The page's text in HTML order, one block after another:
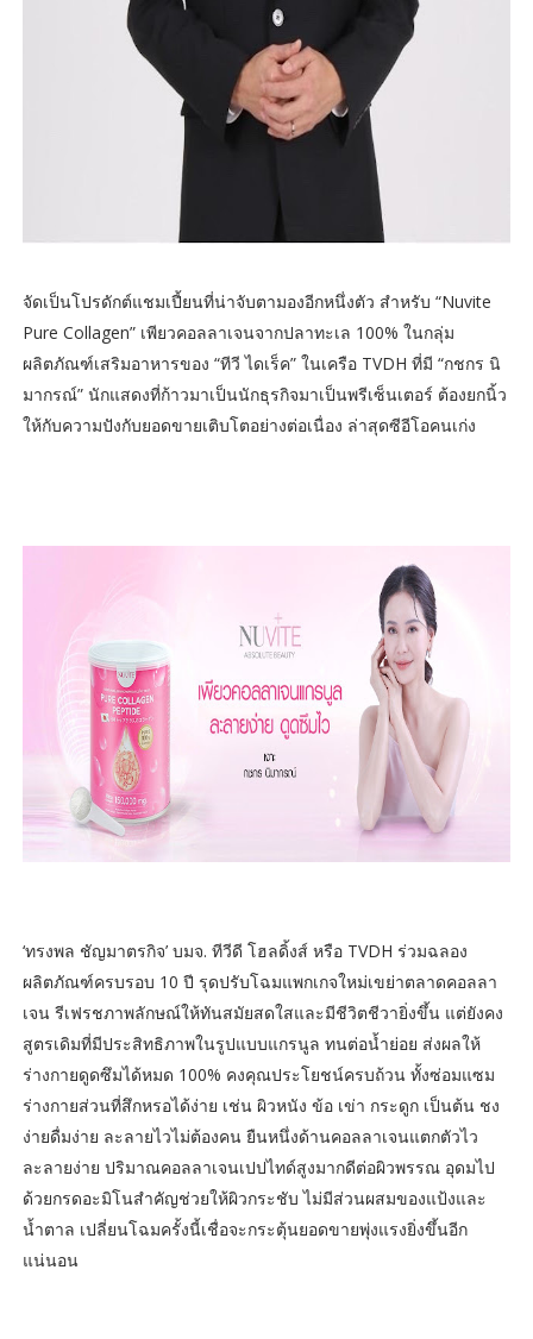
จัดเป็นโปรดักต์แชมเปี้ยนที่น่าจับตามองอีกหนึ่งตัว สำหรับ “Nuvite
Pure Collagen” เพียวคอลลาเจนจากปลาทะเล 100% ในกลุ่ม
ผลิตภัณฑ์เสริมอาหารของ “ทีวี ไดเร็ค” ในเครือ TVDH ที่มี “กชกร นิ
มากรณ์” นักแสดงที่ก้าวมาเป็นนักธุรกิจมาเป็นพรีเซ็นเตอร์ ต้องยกนิ้ว
ให้กับความปังกับยอดขายเติบโตอย่างต่อเนื่อง ล่าสุดซีอีโอคนเก่ง
‘ทรงพล ชัญมาตรกิจ’ บมจ. ทีวีดี โฮลดิ้งส์ หรือ TVDH ร่วมฉลอง
ผลิตภัณฑ์ครบรอบ 10 ปี รุดปรับโฉมแพกเกจใหม่เขย่าตลาดคอลลา
เจน รีเฟรชภาพลักษณ์ให้ทันสมัยสดใสและมีชีวิตชีวายิ่งขึ้น แต่ยังคง
สูตรเดิมที่มีประสิทธิภาพในรูปแบบแกรนูล ทนต่อน้ำย่อย ส่งผลให้
ร่างกายดูดซึมได้หมด 100% คงคุณประโยชน์ครบถ้วน ทั้งซ่อมแซม
ร่างกายส่วนที่สึกหรอได้ง่าย เช่น ผิวหนัง ข้อ เข่า กระดูก เป็นต้น ชง
ง่ายดื่มง่าย ละลายไวไม่ต้องคน ยืนหนึ่งด้านคอลลาเจนแตกตัวไว
ละลายง่าย ปริมาณคอลลาเจนเปปไทด์สูงมากดีต่อผิวพรรณ อุดมไป
ด้วยกรดอะมิโนสำคัญช่วยให้ผิวกระชับ ไม่มีส่วนผสมของแป้งและ
น้ำตาล เปลี่ยนโฉมครั้งนี้เชื่อจะกระตุ้นยอดขายพุ่งแรงยิ่งขึ้นอีก
แน่นอน